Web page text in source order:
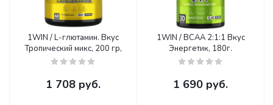
1WIN / L-глютамин. Вкус
Тропический микс, 200 гр,
1 708 руб.
1WIN / BCAA 2:1:1 Вкус
Энергетик, 180г.
1 690 руб.